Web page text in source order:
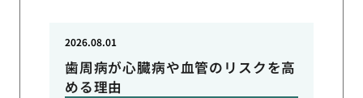
歯周病が心臓病や血管のリスクを高
める理由
2026.08.01